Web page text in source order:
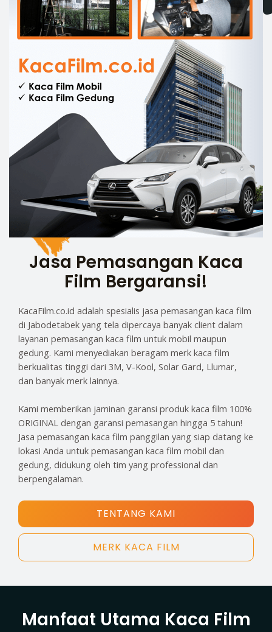
Jasa Pemasangan Kaca
Film Bergaransi!
KacaFilm.co.id adalah spesialis jasa pemasangan kaca film
di Jabodetabek yang tela dipercaya banyak client dalam
layanan pemasangan kaca film untuk mobil maupun
gedung. Kami menyediakan beragam merk kaca film
berkualitas tinggi dari 3M, V-Kool, Solar Gard, Llumar,
dan banyak merk lainnya.
Kami memberikan jaminan garansi produk kaca film 100%
ORIGINAL dengan garansi pemasangan hingga 5 tahun!
Jasa pemasangan kaca film panggilan yang siap datang ke
lokasi Anda untuk pemasangan kaca film mobil dan
gedung, didukung oleh tim yang professional dan
berpengalaman.
TENTANG KAMI
MERK KACA FILM
Manfaat Utama Kaca Film